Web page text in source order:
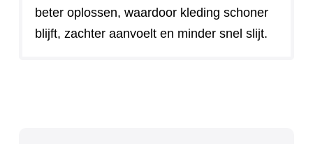
beter oplossen, waardoor kleding schoner
blijft, zachter aanvoelt en minder snel slijt.